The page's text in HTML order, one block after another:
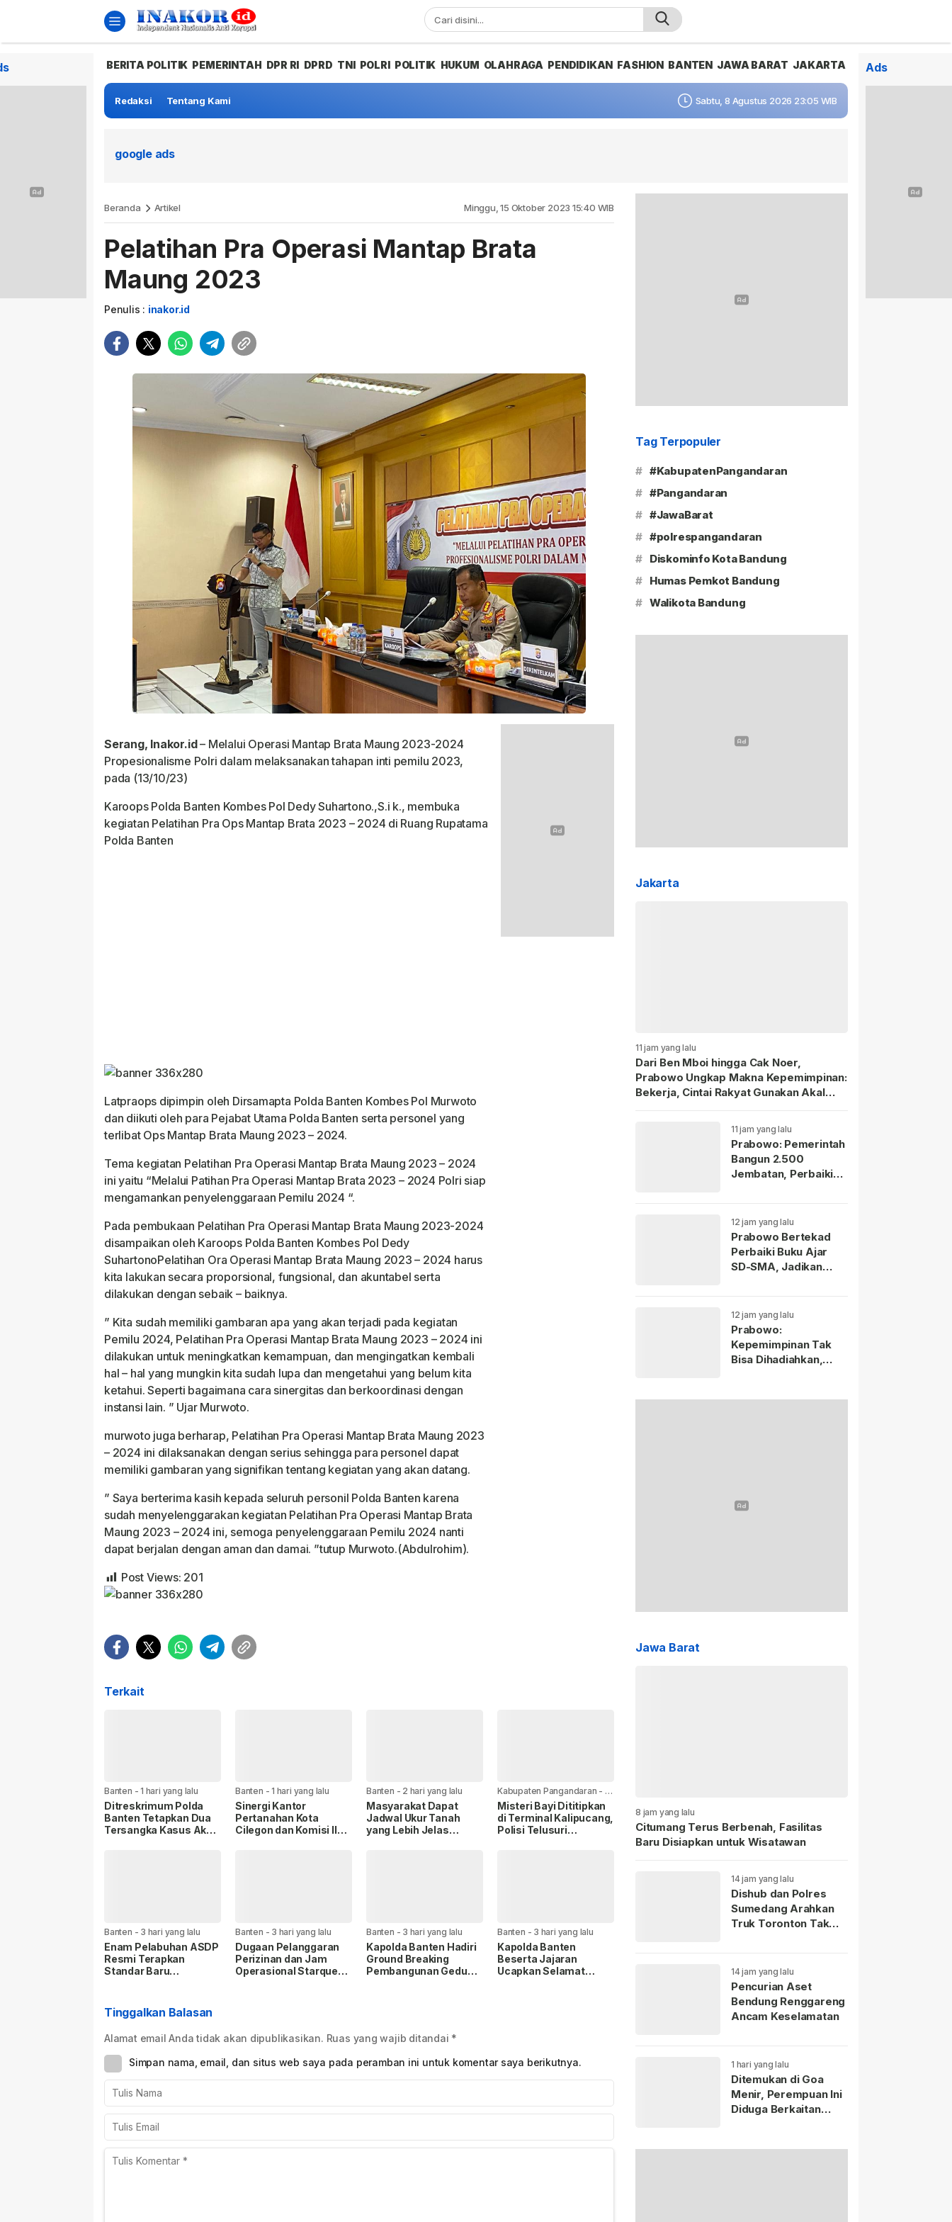
BERITA POLITIK PEMERINTAH DPR RI DPRD TNI POLRI POLITIK HUKUM OLAHRAGA PENDIDIKAN FASHION BANTEN JAWA BARAT JAKARTA
Redaksi Tentang Kami Sabtu, 8 Agustus 2026 23:05 WIB
google ads
Beranda Artikel Minggu, 15 Oktober 2023 15:40 WIB
Pelatihan Pra Operasi Mantap Brata
Maung 2023
Penulis : inakor.id
Serang, Inakor.id– Melalui Operasi Mantap Brata Maung 2023-2024
Propesionalisme Polri dalam melaksanakan tahapan inti pemilu 2023,
pada (13/10/23)
Karoops Polda Banten Kombes Pol Dedy Suhartono.,S.i k., membuka
kegiatan Pelatihan Pra Ops Mantap Brata 2023 – 2024 di Ruang Rupatama
Polda Banten
Latpraops dipimpin oleh Dirsamapta Polda Banten Kombes Pol Murwoto
dan diikuti oleh para Pejabat Utama Polda Banten serta personel yang
terlibat Ops Mantap Brata Maung 2023 – 2024.
Tema kegiatan Pelatihan Pra Operasi Mantap Brata Maung 2023 – 2024
ini yaitu “Melalui Patihan Pra Operasi Mantap Brata 2023 – 2024 Polri siap
mengamankan penyelenggaraan Pemilu 2024 “.
Pada pembukaan Pelatihan Pra Operasi Mantap Brata Maung 2023-2024
disampaikan oleh Karoops Polda Banten Kombes Pol Dedy
SuhartonoPelatihan Ora Operasi Mantap Brata Maung 2023 – 2024 harus
kita lakukan secara proporsional, fungsional, dan akuntabel serta
dilakukan dengan sebaik – baiknya.
” Kita sudah memiliki gambaran apa yang akan terjadi pada kegiatan
Pemilu 2024, Pelatihan Pra Operasi Mantap Brata Maung 2023 – 2024 ini
dilakukan untuk meningkatkan kemampuan, dan mengingatkan kembali
hal – hal yang mungkin kita sudah lupa dan mengetahui yang belum kita
ketahui. Seperti bagaimana cara sinergitas dan berkoordinasi dengan
instansi lain. ” Ujar Murwoto.
murwoto juga berharap, Pelatihan Pra Operasi Mantap Brata Maung 2023
– 2024 ini dilaksanakan dengan serius sehingga para personel dapat
memiliki gambaran yang signifikan tentang kegiatan yang akan datang.
” Saya berterima kasih kepada seluruh personil Polda Banten karena
sudah menyelenggarakan kegiatan Pelatihan Pra Operasi Mantap Brata
Maung 2023 – 2024 ini, semoga penyelenggaraan Pemilu 2024 nanti
dapat berjalan dengan aman dan damai. ”tutup Murwoto.(Abdulrohim).
Post Views: 201
Terkait
Banten -1 hari yang lalu
Ditreskrimum Polda
Banten Tetapkan Dua
Tersangka Kasus Aksi
Banten -1 hari yang lalu
Sinergi Kantor
Pertanahan Kota
Cilegon dan Komisi II
Banten - 2 hari yang lalu
Masyarakat Dapat
Jadwal Ukur Tanah
yang Lebih Jelas
Kabupaten Pangandaran - 2
hari yang lalu
Misteri Bayi Dititipkan
di Terminal Kalipucang,
Polisi Telusuri
Banten - 3 hari yang lalu
Enam Pelabuhan ASDP
Resmi Terapkan
Standar Baru
Banten - 3 hari yang lalu
Dugaan Pelanggaran
Perizinan dan Jam
Operasional Starquen
Banten - 3 hari yang lalu
Kapolda Banten Hadiri
Ground Breaking
Pembangunan Gedung
Banten - 3 hari yang lalu
Kapolda Banten
Beserta Jajaran
Ucapkan Selamat
Tinggalkan Balasan
Alamat email Anda tidak akan dipublikasikan. Ruas yang wajib ditandai *
Simpan nama, email, dan situs web saya pada peramban ini untuk komentar saya berikutnya.
Tag Terpopuler
# #KabupatenPangandaran
# #Pangandaran
# #JawaBarat
# #polrespangandaran
# Diskominfo Kota Bandung
# Humas Pemkot Bandung
# Walikota Bandung
Jakarta
11 jam yang lalu
Dari Ben Mboi hingga Cak Noer,
Prabowo Ungkap Makna Kepemimpinan:
Bekerja, Cintai Rakyat Gunakan Akal
11 jam yang lalu
Prabowo: Pemerintah
Bangun 2.500
Jembatan, Perbaiki
12 jam yang lalu
Prabowo Bertekad
Perbaiki Buku Ajar
SD-SMA, Jadikan
12 jam yang lalu
Prabowo:
Kepemimpinan Tak
Bisa Dihadiahkan,
Jawa Barat
8 jam yang lalu
Citumang Terus Berbenah, Fasilitas
Baru Disiapkan untuk Wisatawan
14 jam yang lalu
Dishub dan Polres
Sumedang Arahkan
Truk Toronton Tak
14 jam yang lalu
Pencurian Aset
Bendung Renggareng
Ancam Keselamatan
1 hari yang lalu
Ditemukan di Goa
Menir, Perempuan Ini
Diduga Berkaitan
Ads